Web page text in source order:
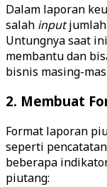
Dalam laporan
salah inputjumlah
Untungnya saat
membantu dan
bisnis masing-
2. Membuat
Format laporan
seperti
beberapa
piutang: